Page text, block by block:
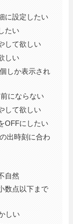
に設定したい
たい
して欲しい
しい
しか表示され
にならない
して欲しい
OFFにしたい
出時刻に合わ
自然
数点以下まで
しい